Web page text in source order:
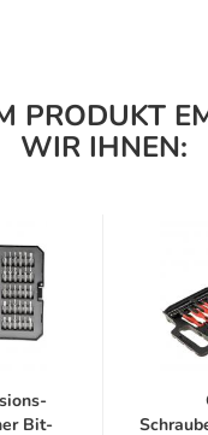
PRODUKT
WIR IHNEN:
Bit-